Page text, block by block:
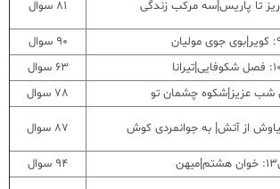
81 سوال
90 سوال
63 سوال
78 سوال
87 سوال
94 سوال